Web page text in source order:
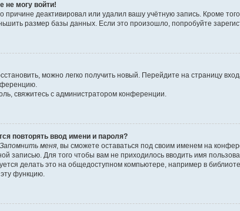
не могу войти!
причине деактивировал или удалил вашу учётную запись. Кроме
размер базы данных. Если это произошло, попробуйте
можно легко получить новый. Перейдите на страницу
свяжитесь с администратором конференции.
повторять ввод имени и пароля?
Запомнить меня , вы сможете оставаться под своим именем на
записью. Для того чтобы вам не приходилось вводить имя
делать это на общедоступном компьютере, например в
функцию.